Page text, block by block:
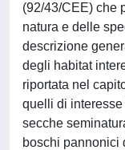
(92/43/CEE) che
natura e delle
descrizione
degli habitat
riportata nel
quelli di interesse
secche
boschi pannonici